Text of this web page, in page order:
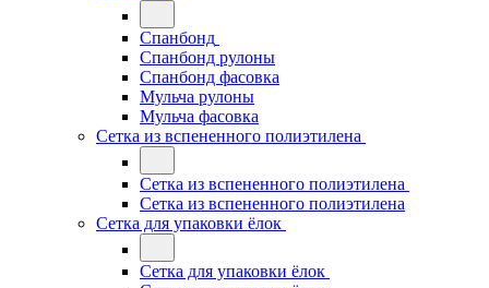
Спанбонд
Спанбонд рулоны
Спанбонд фасовка
Мульча рулоны
Мульча фасовка
Сетка из вспененного полиэтилена
Сетка из вспененного полиэтилена
Сетка из вспененного полиэтилена
Сетка для упаковки ёлок
Сетка для упаковки ёлок